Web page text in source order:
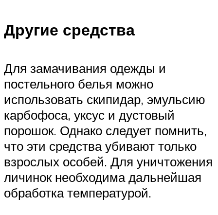
Другие средства
Для замачивания одежды и
постельного белья можно
использовать скипидар, эмульсию
карбофоса, уксус и дустовый
порошок. Однако следует помнить,
что эти средства убивают только
взрослых особей. Для уничтожения
личинок необходима дальнейшая
обработка температурой.